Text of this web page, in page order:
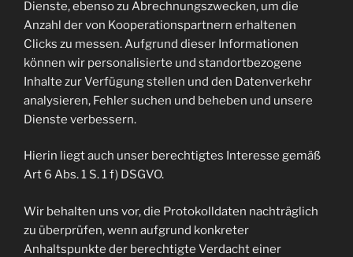
Dienste, ebenso zu Abrechnungszwecken, um die
Anzahl der von Kooperationspartnern erhaltenen
Clicks zu messen. Aufgrund dieser Informationen
können wir personalisierte und standortbezogene
Inhalte zur Verfügung stellen und den Datenverkehr
analysieren, Fehler suchen und beheben und unsere
Dienste verbessern.
Hierin liegt auch unser berechtigtes Interesse gemäß
Art 6 Abs. 1 S. 1 f) DSGVO.
Wir behalten uns vor, die Protokolldaten nachträglich
zu überprüfen, wenn aufgrund konkreter
Anhaltspunkte der berechtigte Verdacht einer